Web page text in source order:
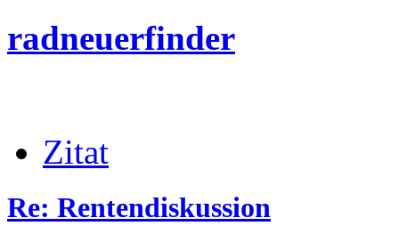
radneuerfinder
Zitat
Re: Rentendiskussion